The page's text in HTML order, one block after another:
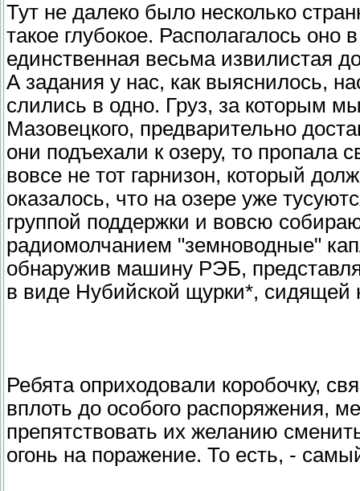
Тут не далеко было несколько
такое глубокое. Располагалось оно
единственная весьма извилистая
А задания у нас, как выяснилось,
слились в одно. Груз, за которым
Мазовецкого, предварительно
они подъехали к озеру, то пропала
вовсе не тот гарнизон, который
оказалось, что на озере уже
группой поддержки и вовсю
радиомолчанием "земноводные"
обнаружив машину РЭБ,
в виде Нубийской щурки*, сидящей
Ребята оприходовали коробочку,
вплоть до особого распоряжения,
препятствовать их желанию
огонь на поражение. То есть, -